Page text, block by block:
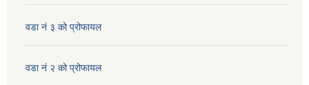
वडा नं ३ को प्रोफायल
वडा नं २ को प्रोफायल